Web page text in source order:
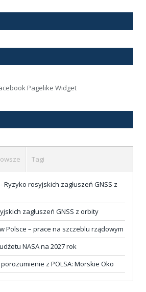
Tagi
-Ryzyko rosyjskich zagłuszeń GNSS z
zagłuszeń GNSS z orbity
Polsce – prace na szczeblu rządowym
NASA na 2027 rok
porozumienie z POLSA: Morskie Oko